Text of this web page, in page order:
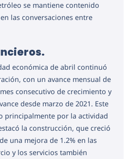
se mantiene contenido
las conversaciones entre
económica de abril continuó
con un avance mensual de
consecutivo de crecimiento y
desde marzo de 2021. Este
principalmente por la actividad
la construcción, que creció
una mejora de 1.2% en las
y los servicios también